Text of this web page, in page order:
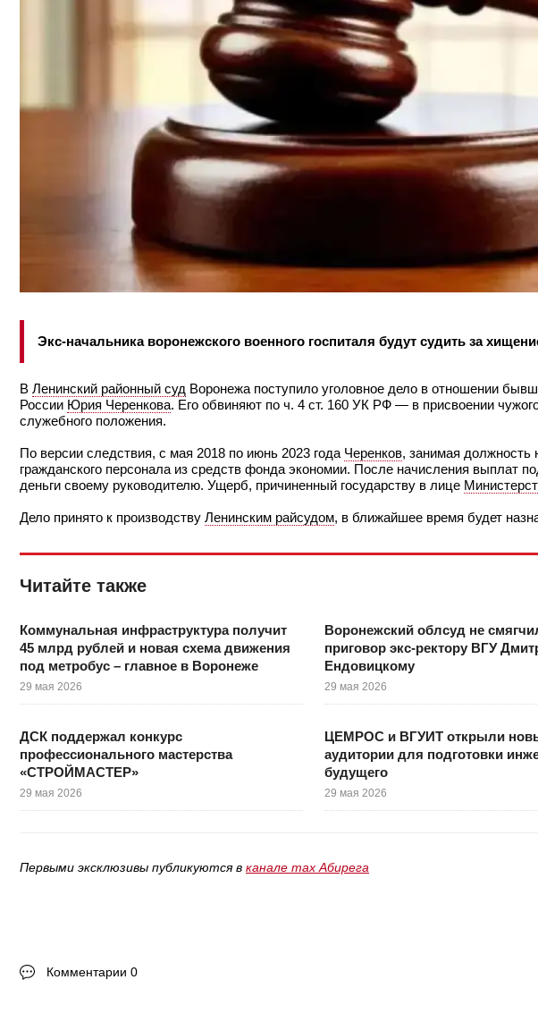
Экс-начальника воронежского военного госпиталя будут судить за
В Ленинский районный суд Воронежа поступило уголовное дело в отношении
России Юрия Черенкова. Его обвиняют по ч. 4 ст. 160 УК РФ — в присвоении
служебного положения.
По версии следствия, с мая 2018 по июнь 2023 года Черенков, занимая должность
гражданского персонала из средств фонда экономии. После начисления выплат
деньги своему руководителю. Ущерб, причиненный государству в лице
Дело принято к производству Ленинским райсудом, в ближайшее время будет
Читайте также
Коммунальная инфраструктура получит
45 млрд рублей и новая схема движения
под метробус – главное в Воронеже
29 мая 2026
Воронежский облсуд не
приговор экс-ректору ВГУ
Ендовицкому
29 мая 2026
ДСК поддержал конкурс
профессионального мастерства
«СТРОЙМАСТЕР»
29 мая 2026
ЦЕМРОС и ВГУИТ открыли
аудитории для подготовки
будущего
29 мая 2026
Первыми эксклюзивы публикуются в канале max Абирега
Комментарии 0